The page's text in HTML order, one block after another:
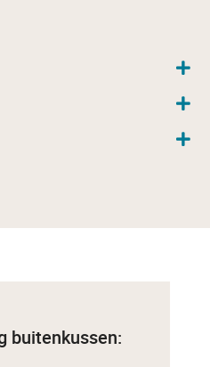
buitenkussen: